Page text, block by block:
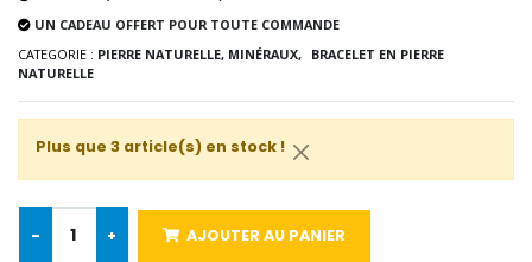
Bougie Neuvaine pour une Guérison - 17.5cm
€4.90 €23.00
UN CADEAU OFFERT POUR TOUTE COMMANDE
CATEGORIE : PIERRE NATURELLE, MINÉRAUX, BRACELET EN PIERRE
NATURELLE
Plus que 3 article(s) en stock !
- + AJOUTER AU PANIER